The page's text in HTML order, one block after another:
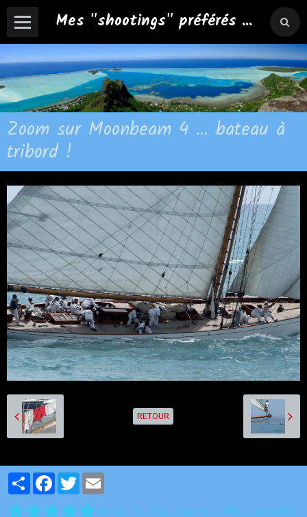
Mes "shootings" préférés ...
Zoom sur Moonbeam 4 ... bateau à
tribord !
RETOUR
PartagerFacebook
Twitter
Aucune note. Soyez le premier à attribuer une note !